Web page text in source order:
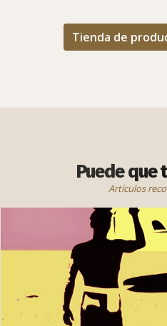
Tienda de
Puede que
Artículos